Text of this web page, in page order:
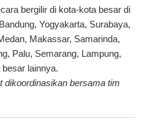
bergilir di kota-kota besar di
Yogyakarta, Surabaya,
Makassar, Samarinda,
Palu, Semarang, Lampung,
lainnya.
dikoordinasikan bersama tim